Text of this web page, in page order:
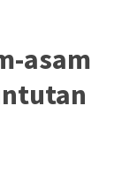
asam